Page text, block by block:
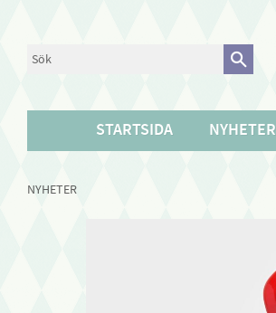
STARTSIDA NYHETER
NYHETER